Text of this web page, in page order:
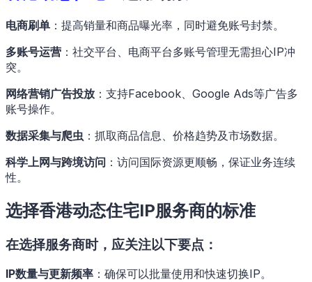
电商刷单 ：提高销量和商品曝光率，同时避免账号封禁。
多账号运营 ：社交平台、电商平台多账号管理无需担心IP冲
突。
网络营销广告投放 ：支持Facebook、Google Ads等广告多
账号操作。
数据采集与爬虫 ：抓取商品信息、价格趋势及市场数据。
科学上网与跨境访问 ：访问国际资源更顺畅，保证业务连续
性。
选择香港动态住宅IP服务商的标准
在选择服务商时，应关注以下要点：
IP数量与更新频率 ：确保可以批量使用和快速切换IP。